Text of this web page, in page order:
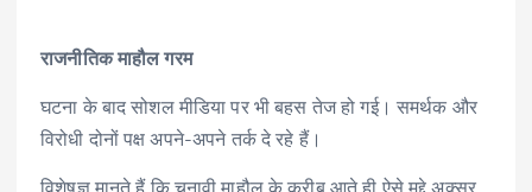
राजनीतिक माहौल गरम
घटना के बाद सोशल मीडिया पर भी बहस तेज हो गई। समर्थक और
विरोधी दोनों पक्ष अपने-अपने तर्क दे रहे हैं।